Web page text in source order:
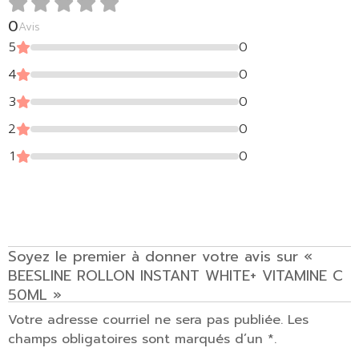
0Avis
5
0
4
0
3
0
2
0
1
0
Soyez le premier à donner votre avis sur «
BEESLINE ROLLON INSTANT WHITE+ VITAMINE C
50ML »
Votre adresse courriel ne sera pas publiée. Les
champs obligatoires sont marqués d’un *.